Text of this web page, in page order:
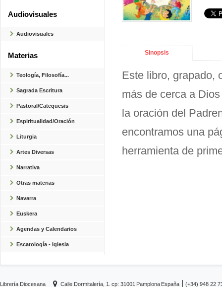
Audiovisuales
Audiovisuales
Materias
Teología, Filosofía...
Sagrada Escritura
Pastoral/Catequesis
Espiritualidad/Oración
Liturgia
Artes Diversas
Narrativa
Otras materias
Navarra
Euskera
Agendas y Calendarios
Escatología - Iglesia
Sinopsis
Este libro, grapado,
más de cerca a
la oración del
encontramos una
herramienta de
Librería Diocesana Calle Dormitalería, 1. cp: 31001 Pamplona España (+34) 948 22